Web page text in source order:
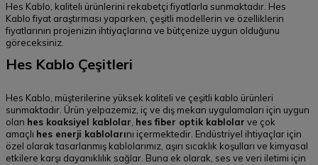
Hes Kablo, kaliteli ürünlerini rekabetçi fiyatlarla sunmaktadır. Hes
Kablo fiyat araştırması yaparken, çeşitli modellerin ve özelliklerin
fiyatlarının projenizin ihtiyaçlarına ve bütçenize uygun olduğunu
göreceksiniz.
Hes Kablo Çeşitleri
Hes Kablo, müşterilerine yüksek kaliteli ve çeşitli kablo ürünleri
sunmaktadır. Ürün yelpazemiz, iç ve dış mekan uygulamaları için uygun
olan hes koaksiyel kablolar, hes fiber optik kablolar ve çok
amaçlı hes enerji kablolarını içermektedir. Endüstriyel ihtiyaçlar için
özel olarak tasarlanmış kablolarımız, aşırı sıcaklık koşulları ve kimyasal
etkilere karşı dayanıklılık sağlar. Buna ek olarak, ses ve veri iletimi için